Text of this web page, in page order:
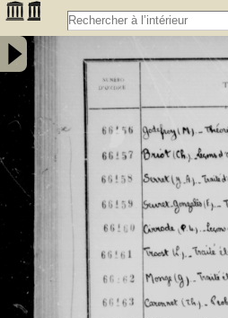
Inventaire des fonds patrimoniaux
bibliothèques universitaires de
d'inventaire de FR 66156 à FR 67930
(1441-1970)